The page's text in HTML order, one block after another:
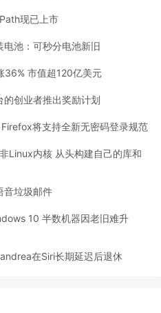
现已上市
池：可秒分电池新旧
36% 市值超120亿美元
创业者推出奖励计划
将支持全新无密码登录规范
Linux内核 从头构建自己的库和
音垃圾邮件
10 半数机器因老旧难升
在Siri长期延迟后退休